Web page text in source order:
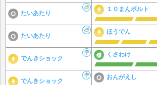
たいあたり
１０まんボルト
たいあたり
ほうでん
でんきショック
くさわけ
でんきショック
おんがえし